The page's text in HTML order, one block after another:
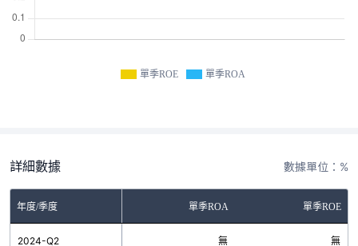
單季ROE 單季ROA
詳細數據 數據單位：%
年度/季度 單季ROA 單季ROE
2024-Q2 無 無